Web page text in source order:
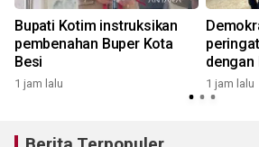
Bupati Kotim instruksikan
pembenahan Buper Kota
Besi
1 jam lalu
dengan
ibadah
1 jam lalu